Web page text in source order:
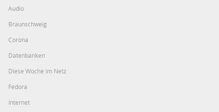
Audio
Braunschweig
Corona
Datenbanken
Diese Woche im Netz
Fedora
Internet